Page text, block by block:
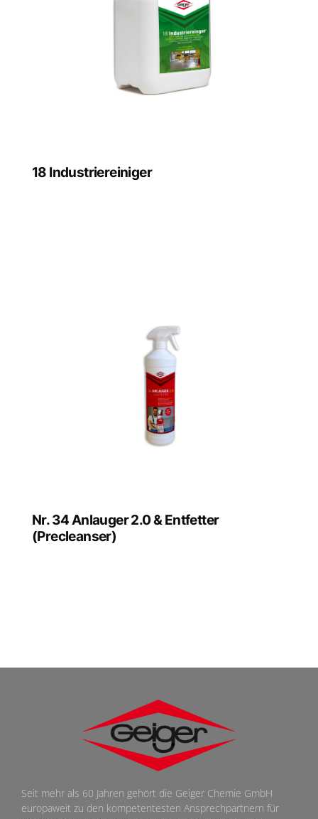
18 Industriereiniger
Nr. 34 Anlauger 2.0 & Entfetter
(Precleanser)
Seit mehr als 60 Jahren gehört die Geiger Chemie GmbH
europaweit zu den kompetentesten Ansprechpartnern für